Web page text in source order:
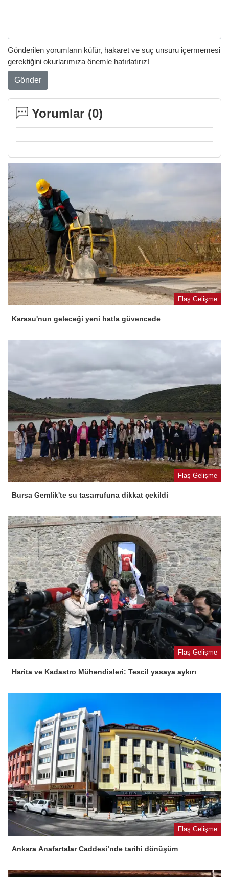
Gönderilen yorumların küfür, hakaret ve suç unsuru içermemesi
gerektiğini okurlarımıza önemle hatırlatırız!
Gönder
Yorumlar (0)
Flaş Gelişme
Karasu'nun geleceği yeni hatla güvencede
Flaş Gelişme
Bursa Gemlik'te su tasarrufuna dikkat çekildi
Flaş Gelişme
Harita ve Kadastro Mühendisleri: Tescil yasaya aykırı
Flaş Gelişme
Ankara Anafartalar Caddesi’nde tarihi dönüşüm